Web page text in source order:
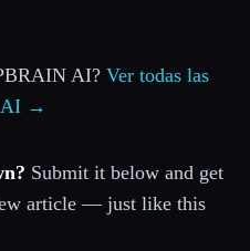
AI? Ver todas las
AI →
Submit it below and get
article — just like this